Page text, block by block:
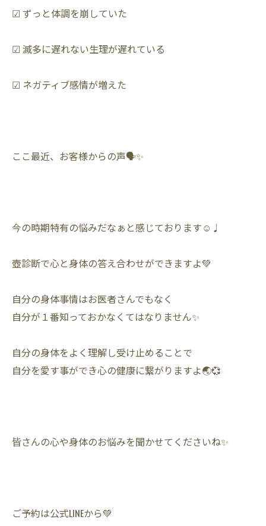
☑︎ ずっと体調を崩していた
☑︎ 滅多に遅れない生理が遅れている
☑︎ ネガティブ感情が増えた
ここ最近、お客様からの声🗣️✨
今の時期特有の悩みだなぁと感じております☺️♩
壺診断で心と身体の答え合わせができますよ💚
自分の身体事情はお医者さんでもなく
自分が１番知っておかなくてはなりません✨
自分の身体をよく理解し受け止めることで
自分を愛す事ができ心の健康に繋がりますよ🌏💞
皆さんの心や身体のお悩みを聞かせてくださいね✨
ご予約は公式LINEから💚